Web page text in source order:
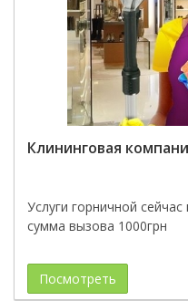
Клининговая
Услуги горничной
сумма вызова 1000грн
Посмотреть